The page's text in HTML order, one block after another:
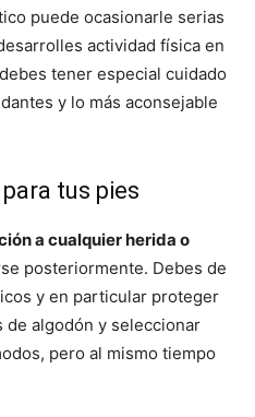
puede ocasionarle serias
actividad física en
tener especial cuidado
y lo más aconsejable
tus pies
a cualquier herida o
posteriormente. Debes de
y en particular proteger
de algodón y seleccionar
pero al mismo tiempo